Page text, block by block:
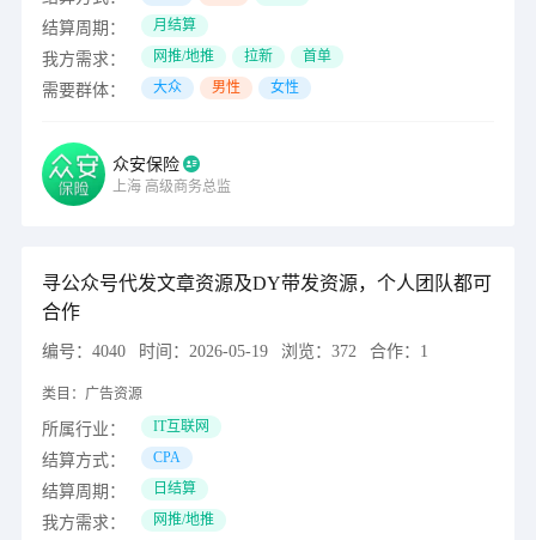
结算周期： 月结算
我方需求： 网推/地推 拉新 首单
需要群体： 大众 男性 女性
众安保险
上海 高级商务总监
寻公众号代发文章资源及DY带发资源，个人团队都可
合作
编号： 4040 时间： 2026-05-19 浏览： 372 合作： 1
类目： 广告资源
所属行业： IT互联网
结算方式： CPA
结算周期： 日结算
我方需求： 网推/地推